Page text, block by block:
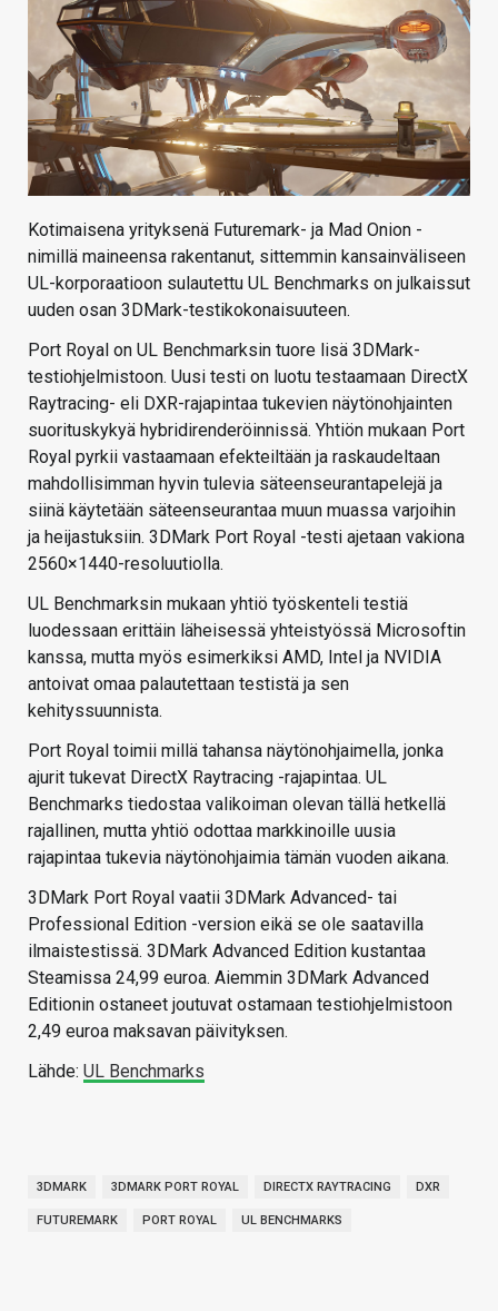
HAKU
Kotimaisena yrityksenä Futuremark- ja Mad Onion -
nimillä maineensa rakentanut, sittemmin kansainväliseen
UL-korporaatioon sulautettu UL Benchmarks on julkaissut
uuden osan 3DMark-testikokonaisuuteen.
Port Royal on UL Benchmarksin tuore lisä 3DMark-
testiohjelmistoon. Uusi testi on luotu testaamaan DirectX
Raytracing- eli DXR-rajapintaa tukevien näytönohjainten
suorituskykyä hybridirenderöinnissä. Yhtiön mukaan Port
Royal pyrkii vastaamaan efekteiltään ja raskaudeltaan
mahdollisimman hyvin tulevia säteenseurantapelejä ja
siinä käytetään säteenseurantaa muun muassa varjoihin
ja heijastuksiin. 3DMark Port Royal -testi ajetaan vakiona
2560×1440-resoluutiolla.
UL Benchmarksin mukaan yhtiö työskenteli testiä
luodessaan erittäin läheisessä yhteistyössä Microsoftin
kanssa, mutta myös esimerkiksi AMD, Intel ja NVIDIA
antoivat omaa palautettaan testistä ja sen
kehityssuunnista.
Port Royal toimii millä tahansa näytönohjaimella, jonka
ajurit tukevat DirectX Raytracing -rajapintaa. UL
Benchmarks tiedostaa valikoiman olevan tällä hetkellä
rajallinen, mutta yhtiö odottaa markkinoille uusia
rajapintaa tukevia näytönohjaimia tämän vuoden aikana.
3DMark Port Royal vaatii 3DMark Advanced- tai
Professional Edition -version eikä se ole saatavilla
ilmaistestissä. 3DMark Advanced Edition kustantaa
Steamissa 24,99 euroa. Aiemmin 3DMark Advanced
Editionin ostaneet joutuvat ostamaan testiohjelmistoon
2,49 euroa maksavan päivityksen.
Lähde: UL Benchmarks
3DMARK 3DMARK PORT ROYAL DIRECTX RAYTRACING DXR
FUTUREMARK PORT ROYAL UL BENCHMARKS